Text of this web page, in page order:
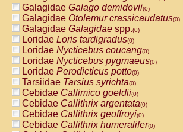
Galagidae Galago demidovii(0)
Galagidae Otolemur crassicaudatus(0)
Galagidae Galagidae spp.(0)
Loridae Loris tardigradus(0)
Loridae Nycticebus coucang(0)
Loridae Nycticebus pygmaeus(0)
Loridae Perodicticus potto(0)
Tarsiidae Tarsius syrichta(0)
Cebidae Callimico goeldii(0)
Cebidae Callithrix argentata(0)
Cebidae Callithrix geoffroyi(0)
Cebidae Callithrix humeralifer(0)